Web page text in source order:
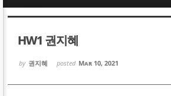
HW1 권지혜
by 권지혜 posted Mar 10, 2021
Sketchbook5, 스케치북5
Sketchbook5, 스케치북5